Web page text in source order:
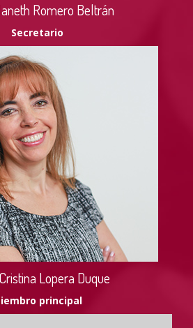
Romero Beltrán
Secretario
Lopera Duque
principal